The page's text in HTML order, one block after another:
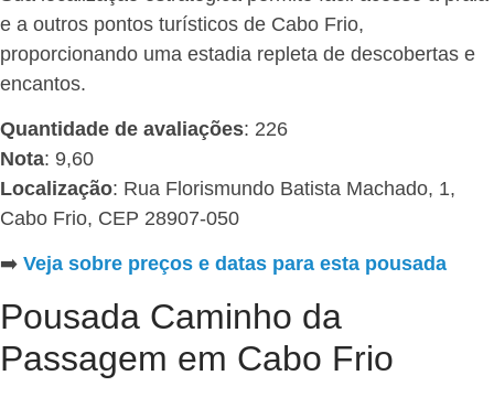
e a outros pontos turísticos de Cabo Frio,
proporcionando uma estadia repleta de descobertas e
encantos.
Quantidade de avaliações: 226
Nota: 9,60
Localização: Rua Florismundo Batista Machado, 1,
Cabo Frio, CEP 28907-050
➡️ Veja sobre preços e datas para esta pousada
Pousada Caminho da
Passagem em Cabo Frio